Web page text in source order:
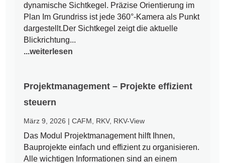
dynamische Sichtkegel. Präzise Orientierung im
Plan Im Grundriss ist jede 360°-Kamera als Punkt
dargestellt.Der Sichtkegel zeigt die aktuelle
Blickrichtung...
...weiterlesen
Projektmanagement – Projekte effizient
steuern
März 9, 2026 |CAFM RKV, RKV-View
Das Modul Projektmanagement hilft Ihnen,
Bauprojekte einfach und effizient zu organisieren.
Alle wichtigen Informationen sind an einem